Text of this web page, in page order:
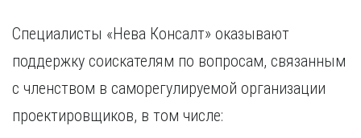
Специалисты «Нева Консалт» оказывают
поддержку соискателям по вопросам, связанным
с членством в саморегулируемой организации
проектировщиков, в том числе: